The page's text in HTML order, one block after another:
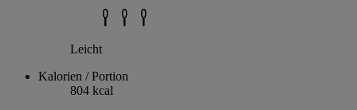
Leicht
Kalorien / Portion
804 kcal